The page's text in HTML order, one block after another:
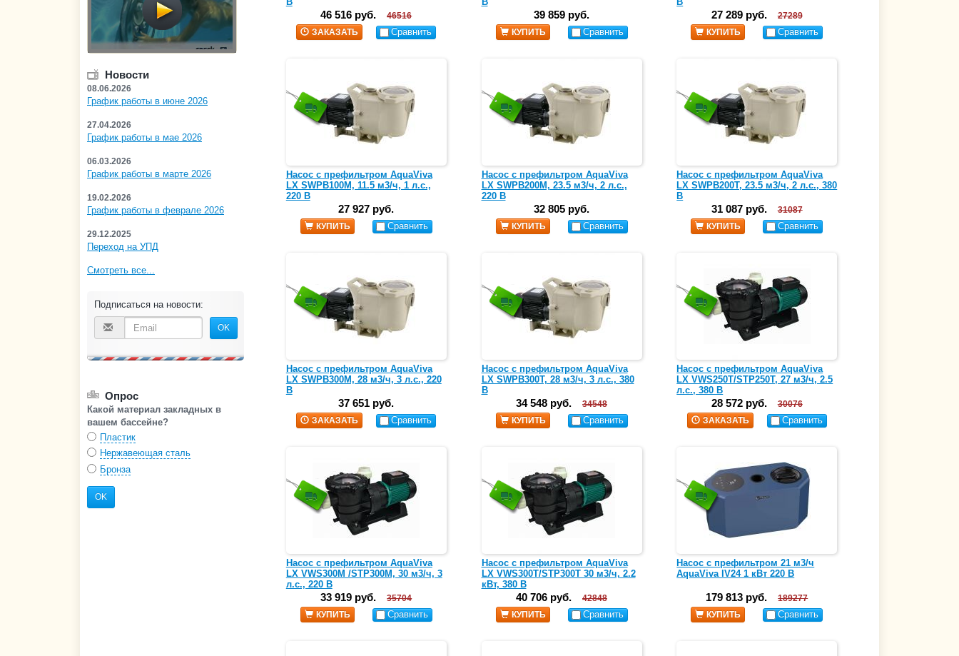
Новости
08.06.2026
График работы в июне 2026
27.04.2026
График работы в мае 2026
06.03.2026
График работы в марте 2026
19.02.2026
График работы в феврале 2026
29.12.2025
Переход на УПД
Смотреть все...
Подписаться на новости:
OK
Опрос
Какой материал закладных в
вашем бассейне?
Пластик
Нержавеющая сталь
Бронза
OK
46 516 руб.
46516
ЗАКАЗАТЬ
Сравнить
39 859 руб.
КУПИТЬ Сравнить
27 289 руб.
27289
КУПИТЬ
Сравнить
Насос с префильтром AquaViva
LX SWPB100M, 11.5 м3/ч, 1 л.с.,
220 В
27 927 руб.
КУПИТЬ Сравнить
Насос с префильтром AquaViva
LX SWPB200M, 23.5 м3/ч, 2 л.с.,
220 В
32 805 руб.
КУПИТЬ Сравнить
Насос с префильтром AquaViva
LX SWPB200T, 23.5 м3/ч, 2 л.с., 380
В
31 087 руб.
31087
КУПИТЬ
Сравнить
Насос с префильтром AquaViva
LX SWPB300M, 28 м3/ч, 3 л.с., 220
В
37 651 руб.
ЗАКАЗАТЬ Сравнить
Насос с префильтром AquaViva
LX SWPB300T, 28 м3/ч, 3 л.с., 380
В
34 548 руб.
34548
КУПИТЬ
Сравнить
Насос с префильтром AquaViva
LX VWS250T/STP250T, 27 м3/ч, 2.5
л.с., 380 В
28 572 руб.
30076
ЗАКАЗАТЬ
Сравнить
Насос с префильтром AquaViva
LX VWS300M /STP300M, 30 м3/ч, 3
л.с., 220 В
33 919 руб.
35704
КУПИТЬ
Сравнить
Насос с префильтром AquaViva
LX VWS300T/STP300T 30 м3/ч, 2.2
кВт, 380 В
40 706 руб.
42848
КУПИТЬ
Сравнить
Насос с префильтром 21 м3/ч
AquaViva IV24 1 кВт 220 В
179 813 руб.
189277
КУПИТЬ
Сравнить